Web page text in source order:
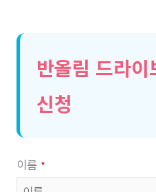
반올림 드라
신청
이름 *